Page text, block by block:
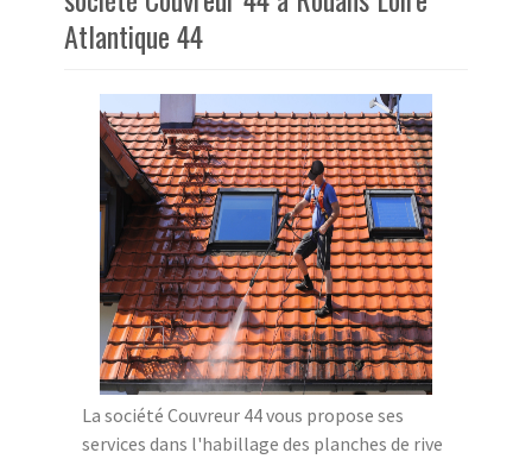
Atlantique 44
La société Couvreur 44 vous propose ses
services dans l'habillage des planches de rive